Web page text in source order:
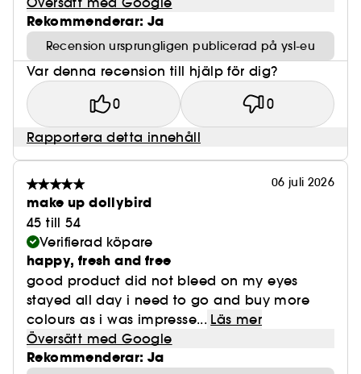
Rekommenderar: Ja
Recension ursprungligen publicerad på ysl-eu
Var denna recension till hjälp för dig?
0 0
Rapportera detta innehåll
06 juli 2026
make up dollybird
45 till 54
Verifierad köpare
happy, fresh and free
good product did not bleed on my eyes
stayed all day i need to go and buy more
colours as i was impresse... Läs mer
Översätt med Google
Rekommenderar: Ja